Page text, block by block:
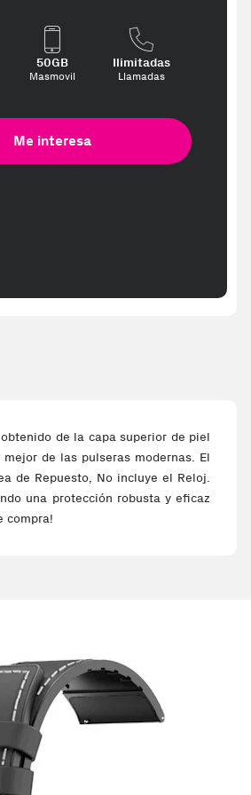
50GB
Masmovil
Ilimitadas
Llamadas
Me interesa
de la capa superior de piel
de las pulseras modernas. El
de Repuesto, No incluye el Reloj.
una protección robusta y eficaz
compra!